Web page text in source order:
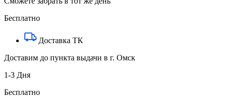
Бесплатно
Доставка ТК
Доставим до пункта выдачи в г. Омск
1-3 Дня
Бесплатно